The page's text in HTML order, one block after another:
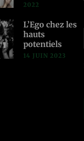
2022
L’Ego chez les
hauts
potentiels
14 JUIN 2023